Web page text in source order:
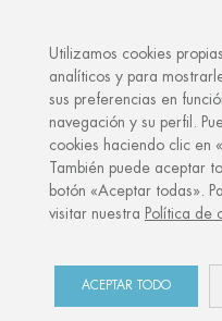
Shop Sports
Utilizamos cookies
analíticos y para
sus preferencias en
navegación y su perfil.
cookies haciendo clic en
También puede aceptar
botón «Aceptar todas».
visitar nuestra Política de
ACEPTAR TODO